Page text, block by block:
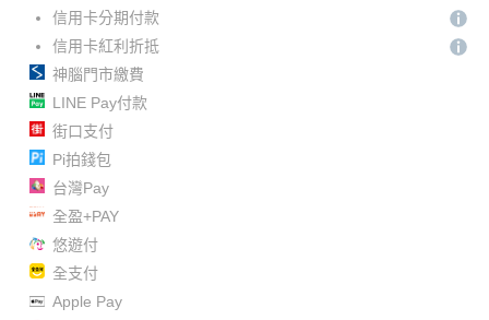
信用卡分期付款
信用卡紅利折抵
神腦門市繳費
LINE Pay付款
街口支付
Pi拍錢包
台灣Pay
全盈+PAY
悠遊付
全支付
Apple Pay